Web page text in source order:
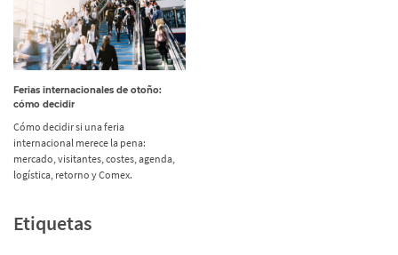
Ferias internacionales de otoño:
cómo decidir
Cómo decidir si una feria
internacional merece la pena:
mercado, visitantes, costes, agenda,
logística, retorno y Comex.
Etiquetas